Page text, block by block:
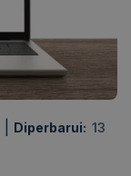
Diperbarui: 13